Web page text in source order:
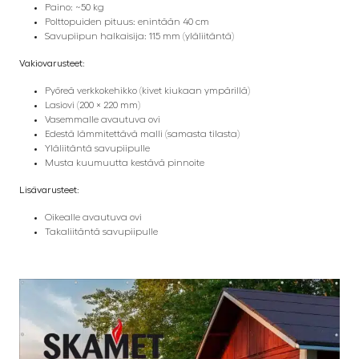
Paino: ~50 kg
Polttopuiden pituus: enintään 40 cm
Savupiipun halkaisija: 115 mm (yläliitäntä)
Vakiovarusteet:
Pyöreä verkkokehikko (kivet kiukaan ympärillä)
Lasiovi (200 × 220 mm)
Vasemmalle avautuva ovi
Edestä lämmitettävä malli (samasta tilasta)
Yläliitäntä savupiipulle
Musta kuumuutta kestävä pinnoite
Lisävarusteet:
Oikealle avautuva ovi
Takaliitäntä savupiipulle